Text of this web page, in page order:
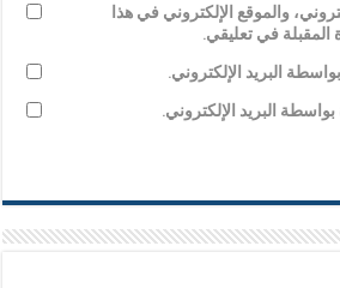
والموقع الإلكتروني في هذا
المقبلة في تعليقي.
البريد الإلكتروني.
البريد الإلكتروني.